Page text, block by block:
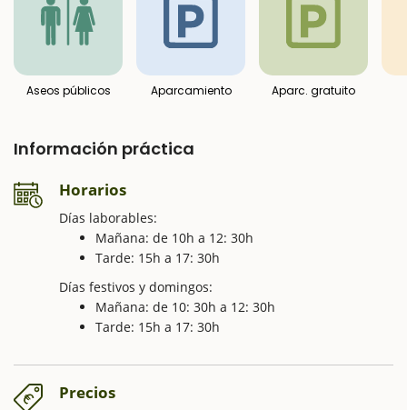
Aseos públicos Aparcamiento Aparc. gratuito
Información práctica
Horarios
Días laborables:
Mañana: de 10h a 12: 30h
Tarde: 15h a 17: 30h
Días festivos y domingos:
Mañana: de 10: 30h a 12: 30h
Tarde: 15h a 17: 30h
Precios